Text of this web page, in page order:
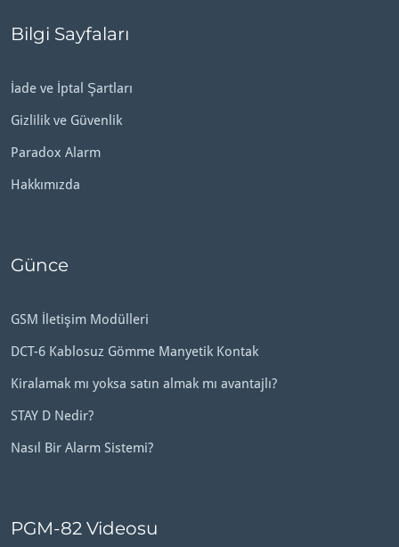
Bilgi Sayfaları
İade ve İptal Şartları
Gizlilik ve Güvenlik
Paradox Alarm
Hakkımızda
Günce
GSM İletişim Modülleri
DCT-6 Kablosuz Gömme Manyetik Kontak
Kiralamak mı yoksa satın almak mı avantajlı?
STAY D Nedir?
Nasıl Bir Alarm Sistemi?
PGM-82 Videosu